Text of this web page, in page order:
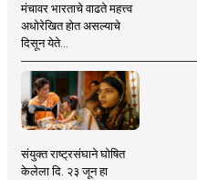
मंचावर भारताचे वाढते महत्त्व
अधोरेखित होत असल्याचे
दिसून येते...
संयुक्त राष्ट्रसंघाने घोषित
केलेला दि. २३ जून हा